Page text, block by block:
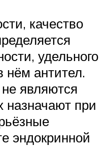
качество
удельного
нём антител.
являются
назначают при
эндокринной